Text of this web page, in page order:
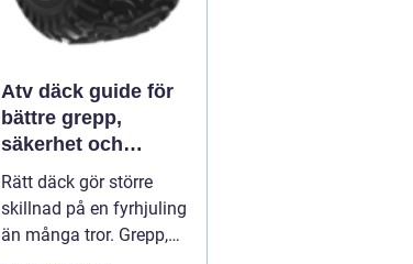
Atv däck guide för
bättre grepp,
säkerhet och
körglädje
Rätt däck gör större
skillnad på en fyrhjuling
än många tror. Grepp,